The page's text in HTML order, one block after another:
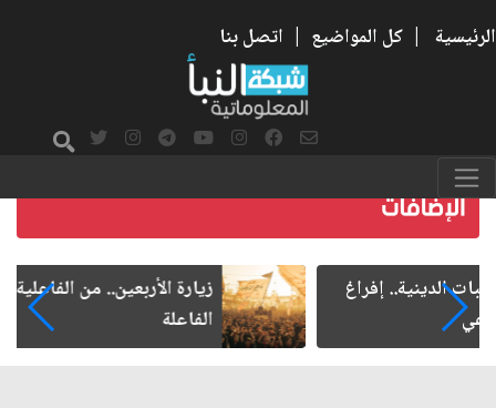
الرئيسية | كل المواضيع | اتصل بنا
زيارة الأربعين.. من الفاعلية المجتمعية إلى المواطنة